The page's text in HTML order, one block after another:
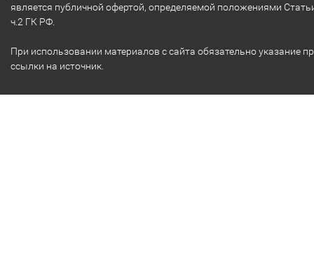
является публичной офертой, определяемой положениями
ч.2 ГК РФ.
При использовании материалов с сайта обязательно указание
ссылки на источник.